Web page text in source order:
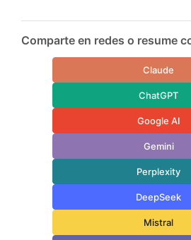
Comparte en redes o resume
Claude
ChatGPT
Google AI
Gemini
Perplexity
DeepSeek
Mistral